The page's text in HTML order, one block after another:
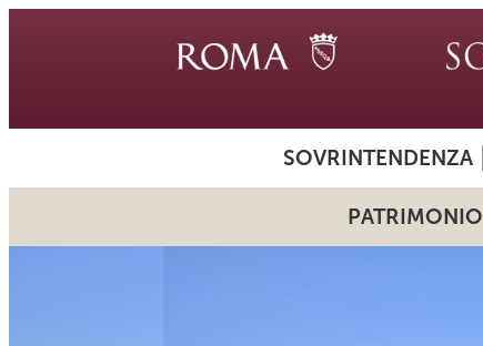
SOVRINTENDENZA
PATRIMONIO